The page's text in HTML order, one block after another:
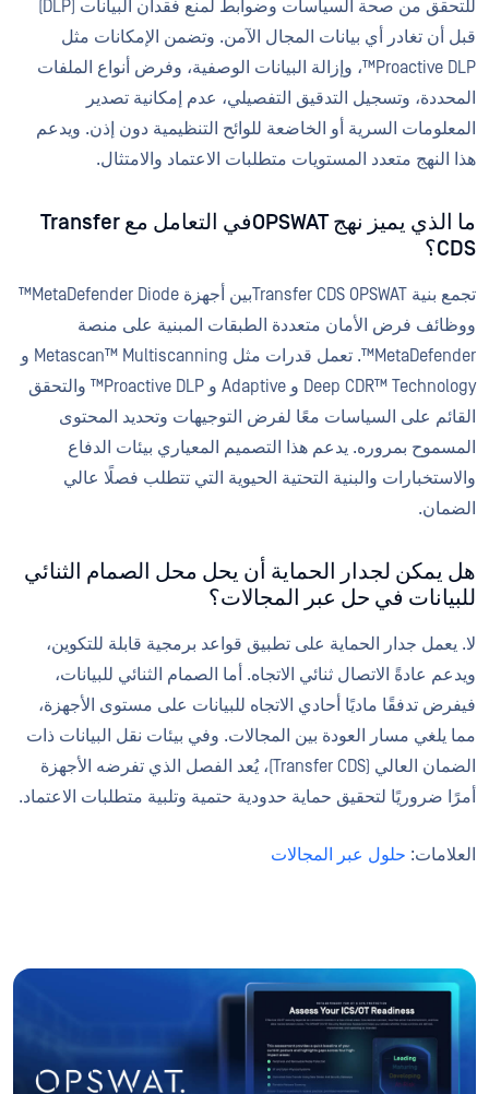
للتحقق من صحة السياسات وضوابط لمنع فقدان البيانات (DLP)
قبل أن تغادر أي بيانات المجال الآمن. وتضمن الإمكانات مثل
Proactive DLP™، وإزالة البيانات الوصفية، وفرض أنواع الملفات
المحددة، وتسجيل التدقيق التفصيلي، عدم إمكانية تصدير
المعلومات السرية أو الخاضعة للوائح التنظيمية دون إذن. ويدعم
هذا النهج متعدد المستويات متطلبات الاعتماد والامتثال.
ما الذي يميز نهج OPSWATفي التعامل مع Transfer
CDS؟
تجمع بنية Transfer CDS OPSWATبين أجهزة MetaDefender Diode™
ووظائف فرض الأمان متعددة الطبقات المبنية على منصة
MetaDefender™. تعمل قدرات مثل Metascan™ Multiscanning و
Deep CDR™ Technology و Adaptive و Proactive DLP™ والتحقق
القائم على السياسات معًا لفرض التوجيهات وتحديد المحتوى
المسموح بمروره. يدعم هذا التصميم المعياري بيئات الدفاع
والاستخبارات والبنية التحتية الحيوية التي تتطلب فصلًا عالي
الضمان.
هل يمكن لجدار الحماية أن يحل محل الصمام الثنائي
للبيانات في حل عبر المجالات؟
لا. يعمل جدار الحماية على تطبيق قواعد برمجية قابلة للتكوين،
ويدعم عادةً الاتصال ثنائي الاتجاه. أما الصمام الثنائي للبيانات،
فيفرض تدفقًا ماديًا أحادي الاتجاه للبيانات على مستوى الأجهزة،
مما يلغي مسار العودة بين المجالات. وفي بيئات نقل البيانات ذات
الضمان العالي (Transfer CDS)، يُعد الفصل الذي تفرضه الأجهزة
أمرًا ضروريًا لتحقيق حماية حدودية حتمية وتلبية متطلبات الاعتماد.
العلامات: حلول عبر المجالات